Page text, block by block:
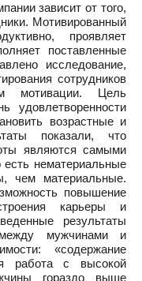
зависит от того,
Мотивированный
проявляет
поставленные
исследование,
сотрудников
мотивации. Цель
удовлетворенности
возрастные и
показали, что
являются самыми
нематериальные
чем материальные.
повышение
карьеры и
результаты
между мужчинами и
«содержание
работа с высокой
гораздо выше